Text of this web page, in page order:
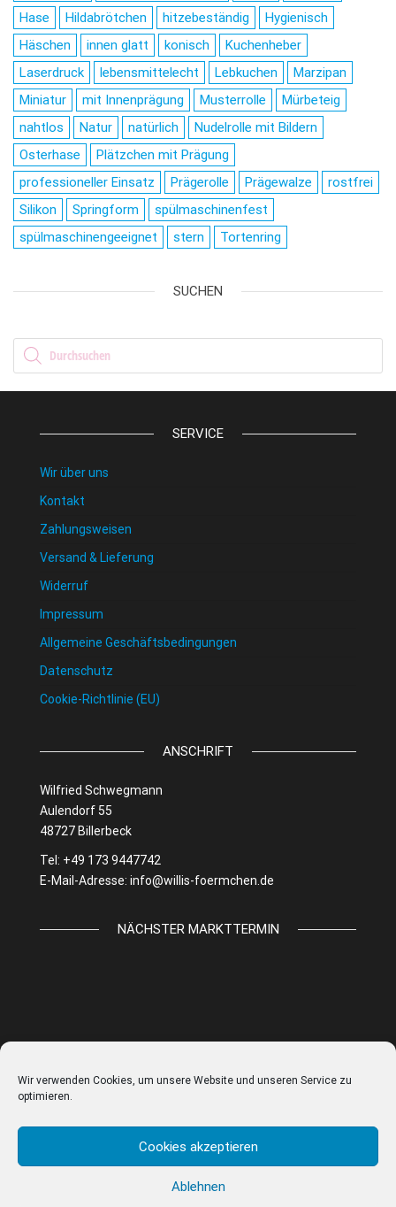
Wir verwenden Cookies, um unsere Website und unseren Service zu
optimieren.
Cookies akzeptieren
Ablehnen
Hase
Hildabrötchen hitzebeständig
Hygienisch
Häschen
innen glatt konisch
Kuchenheber
Laserdruck
lebensmittelecht Lebkuchen
Marzipan
Miniatur
mit Innenprägung Musterrolle
Mürbeteig
nahtlos
Natur natürlich
Nudelrolle mit Bildern
Osterhase
Plätzchen mit Prägung
professioneller Einsatz
Prägerolle Prägewalze
rostfrei
Silikon
Springform
spülmaschinenfest
spülmaschinengeeignet
stern Tortenring
SUCHEN
Products search
SERVICE
Wir über uns
Kontakt
Zahlungsweisen
Versand & Lieferung
Widerruf
Impressum
Allgemeine Geschäftsbedingungen
Datenschutz
Cookie-Richtlinie (EU)
ANSCHRIFT
Wilfried Schwegmann
Aulendorf 55
48727 Billerbeck
Tel: +49 173 9447742
E-Mail-Adresse: info@willis-foermchen.de
NÄCHSTER MARKTTERMIN
IMPRESSUM